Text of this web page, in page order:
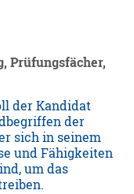
Prüfungsfächer,
der Kandidat
der
sich in seinem
und Fähigkeiten
um das